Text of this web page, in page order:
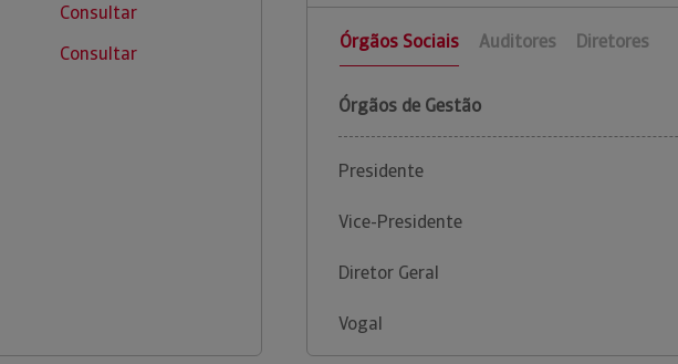
Consultar
Consultar
Órgãos Sociais Auditores Diretores
Órgãos de Gestão
Presidente
Vice-Presidente
Diretor Geral
Vogal